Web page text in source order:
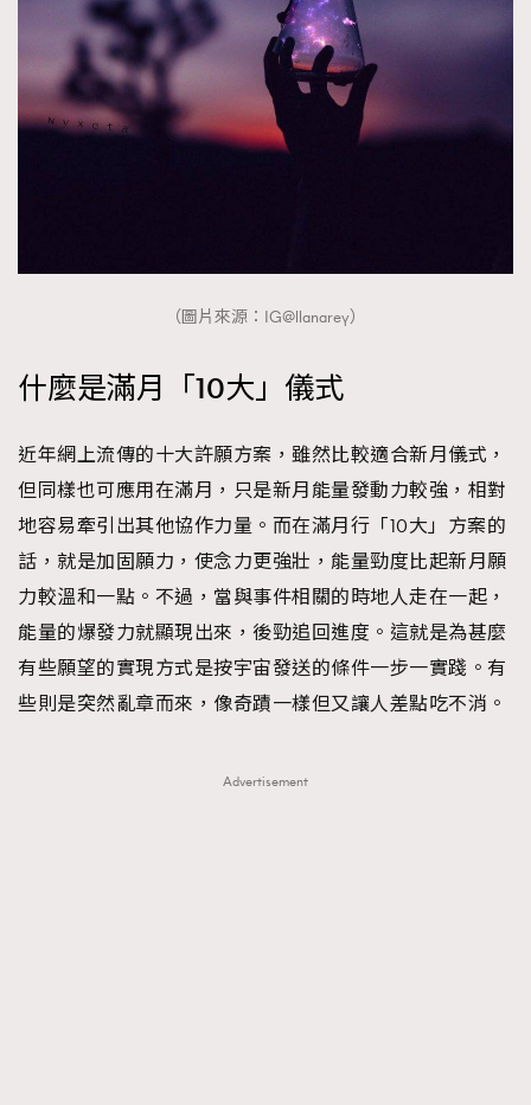
（圖片來源：IG@llanarey）
什麼是滿月「10大」儀式
近年網上流傳的十大許願方案，雖然比較適合新月儀式，
但同樣也可應用在滿月，只是新月能量發動力較強，相對
地容易牽引出其他協作力量。而在滿月行「10大」方案的
話，就是加固願力，使念力更強壯，能量勁度比起新月願
力較溫和一點。不過，當與事件相關的時地人走在一起，
能量的爆發力就顯現出來，後勁追回進度。這就是為甚麼
有些願望的實現方式是按宇宙發送的條件一步一實踐。有
些則是突然亂章而來，像奇蹟一樣但又讓人差點吃不消。
Advertisement